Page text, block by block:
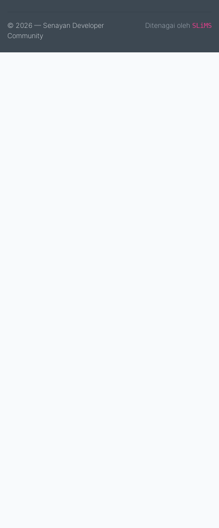
© 2026 — Senayan Developer
Community
Ditenagai oleh SLiMS